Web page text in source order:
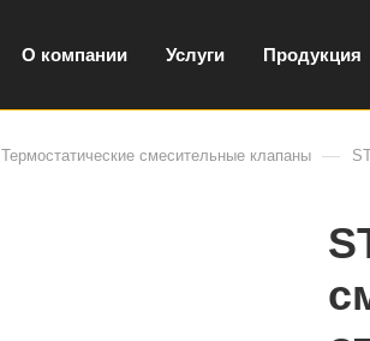
О компании Услуги Продукция
Термостатические смесительные клапаны —